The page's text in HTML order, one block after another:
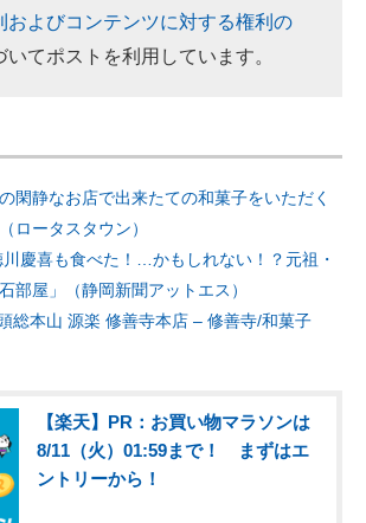
およびコンテンツに対する権利の
いてポストを利用しています。
閑静なお店で出来たての和菓子をいただく
ロータスタウン）
慶喜も食べた！…かもしれない！？元祖・
部屋」（静岡新聞アットエス）
総本山 源楽 修善寺本店 – 修善寺/和菓子
【楽天】PR：お買い物マラソンは
8/11（火）01:59まで！ まずはエ
ントリーから！